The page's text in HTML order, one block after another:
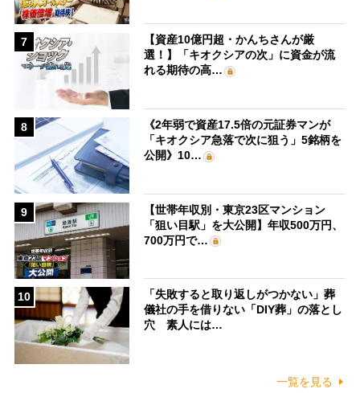
7
【資産10億円超・かんちさんが厳
選！】「キオクシアの次」に資金が流
れる期待の高…
8
《2年弱で資産17.5倍の元証券マンが
「キオクシア急落で次に狙う」5銘柄を
公開》10…
9
【世帯年収別・東京23区マンション
「狙い目駅」を大公開】年収500万円、
700万円で…
10
「失敗すると取り返しがつかない」葬
儀社の手を借りない「DIY葬」の落とし
穴 素人には…
一覧を見る